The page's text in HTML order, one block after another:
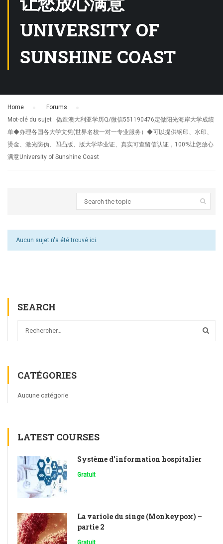
UNIVERSITY OF
SUNSHINE COAST
Home Forums
Mot-clé du sujet : 偽造澳大利亚学历Q/微信551190476定做阳光海岸大学成绩
单◆办理各国各大学文凭(世界名校一对一专业服务）◆可以提供钢印、水印、
烫金、激光防伪、凹凸版、版大学毕业证、真实可查留信认证，100%让您放心
满意University of Sunshine Coast
Aucun sujet n'a été trouvé ici.
SEARCH
CATÉGORIES
Aucune catégorie
LATEST COURSES
Système d’information hospitalier
Gratuit
La variole du singe (Monkeypox) –
partie 2
Gratuit